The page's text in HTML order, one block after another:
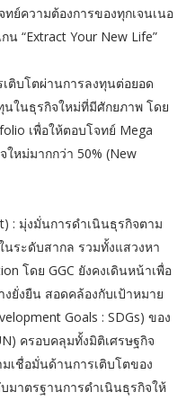
ย์ความต้องการของทุกเจนเนอ
“Extract Your New Life”
ติบโตผ่านการลงทุนต่อยอด
นในธุรกิจใหม่ที่มีศักยภาพ โดย
เพื่อให้ตอบโจทย์ Mega
ใหม่มากกว่า 50% (New
: มุ่งมั่นการดำเนินธุรกิจตาม
นระดับสากล รวมทั้งแสวงหา
โดย GGC ยังคงเดินหน้าเพื่อ
ยั่งยืน สอดคล้องกับเป้าหมาย
Goals : SDGs) ของ
ครอบคลุมทั้งมิติเศรษฐกิจ
เชื่อมั่นด้านการเติบโตของ
มาตรฐานการดำเนินธุรกิจให้